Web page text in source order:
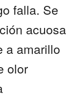
falla. Se
acuosa
a amarillo
olor